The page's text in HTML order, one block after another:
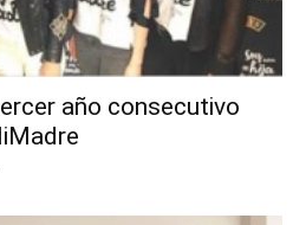
año consecutivo